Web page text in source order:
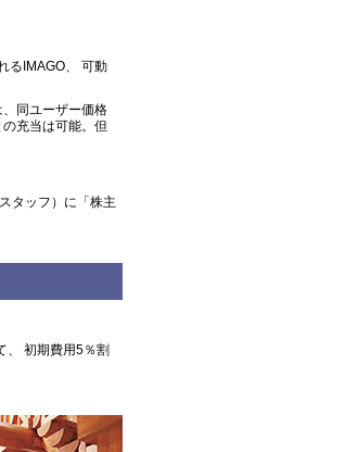
るIMAGO、 可動
同ユーザー価格
充当は可能。但
タッフ）に「株主
、 初期費用5％割